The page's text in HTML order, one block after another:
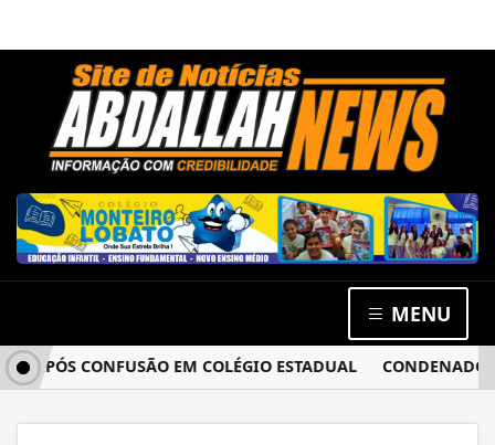
MENU
CONFUSÃO EM COLÉGIO ESTADUAL CONDENADO